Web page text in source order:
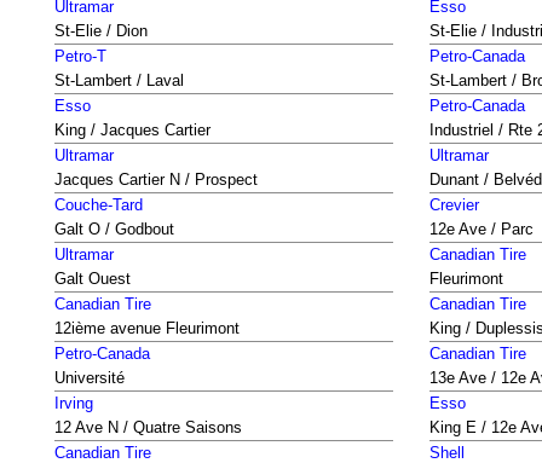
Ultramar
St-Elie / Dion
Esso
St-Elie /
Petro-T
St-Lambert / Laval
Petro-Canada
St-Lambert /
Esso
King / Jacques Cartier
Petro-Canada
Industriel / Rte
Ultramar
Jacques Cartier N / Prospect
Ultramar
Dunant /
Couche-Tard
Galt O / Godbout
Crevier
12e Ave / Parc
Ultramar
Galt Ouest
Canadian Tire
Fleurimont
Canadian Tire
12ième avenue Fleurimont
Canadian Tire
King /
Petro-Canada
Université
Canadian Tire
13e Ave / 12e
Irving
12 Ave N / Quatre Saisons
Esso
King E / 12e
Canadian Tire
Shell